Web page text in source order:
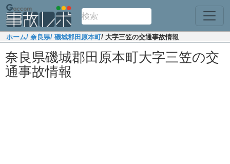
ホーム/ 奈良県/ 磯城郡田原本町/ 大字三笠の交通事故情報
奈良県磯城郡田原本町大字三笠の交
通事故情報